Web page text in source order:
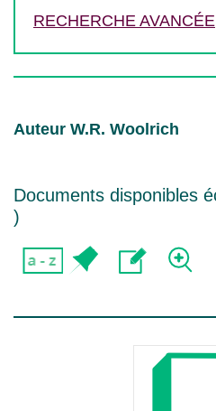
RECHERCHE AVANCÉE
Auteur W.R. Woolrich
Documents disponibles
)